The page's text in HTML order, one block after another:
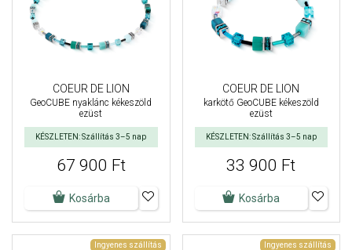
COEUR DE LION
GeoCUBE nyaklánc kékeszöld
ezüst
KÉSZLETEN: Szállítás 3–5 nap
67 900 Ft
Kosárba
COEUR DE LION
karkötő GeoCUBE kékeszöld
ezüst
KÉSZLETEN: Szállítás 3–5 nap
33 900 Ft
Kosárba
Ingyenes szállítás Ingyenes szállítás